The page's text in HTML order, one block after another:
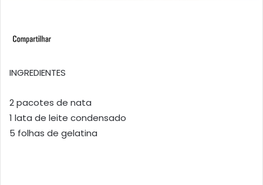
INGREDIENTES
2 pacotes de nata
1 lata de leite condensado
5 folhas de gelatina